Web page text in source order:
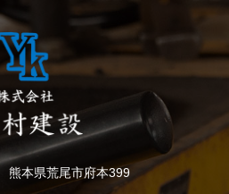
本県荒尾市府本399